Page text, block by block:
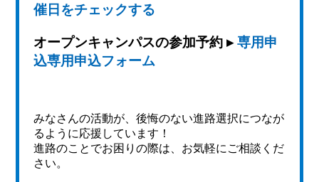
催日をチェックする
オープンキャンパスの参加予約 ▸専用申
込専用申込フォーム
みなさんの活動が、後悔のない進路選択につなが
るように応援しています！
進路のことでお困りの際は、お気軽にご相談くだ
さい。